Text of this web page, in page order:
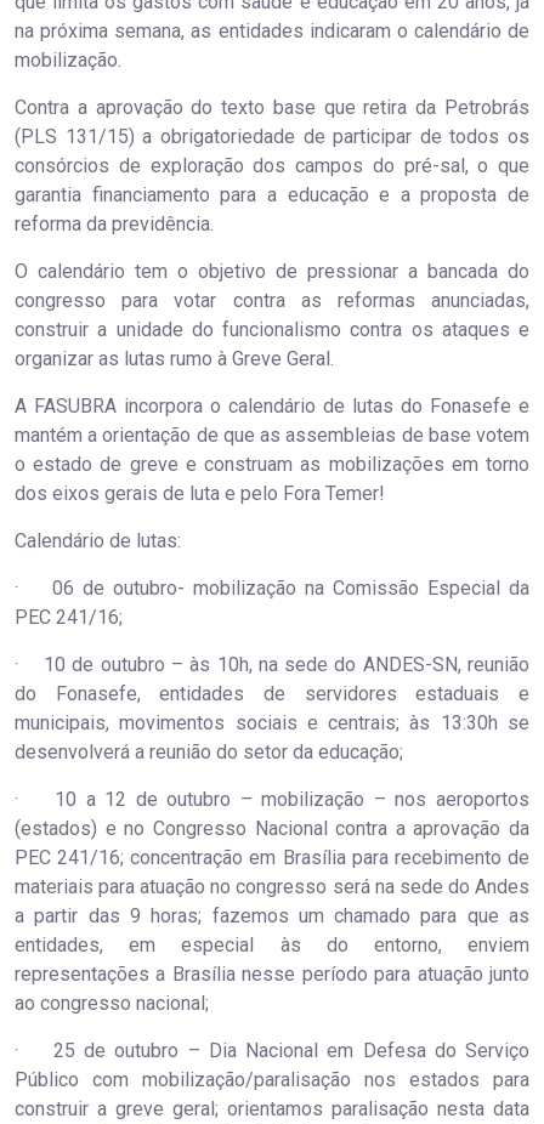
na próxima semana, as entidades indicaram o calendário de
mobilização.
Contra a aprovação do texto base que retira da Petrobrás
(PLS 131/15) a obrigatoriedade de participar de todos os
consórcios de exploração dos campos do pré-sal, o que
garantia financiamento para a educação e a proposta de
reforma da previdência.
O calendário tem o objetivo de pressionar a bancada do
congresso para votar contra as reformas anunciadas,
construir a unidade do funcionalismo contra os ataques e
organizar as lutas rumo à Greve Geral.
A FASUBRA incorpora o calendário de lutas do Fonasefe e
mantém a orientação de que as assembleias de base votem
o estado de greve e construam as mobilizações em torno
dos eixos gerais de luta e pelo Fora Temer!
Calendário de lutas:
· 06 de outubro- mobilização na Comissão Especial da
PEC 241/16;
· 10 de outubro – às 10h, na sede do ANDES-SN, reunião
do Fonasefe, entidades de servidores estaduais e
municipais, movimentos sociais e centrais; às 13:30h se
desenvolverá a reunião do setor da educação;
· 10 a 12 de outubro – mobilização – nos aeroportos
(estados) e no Congresso Nacional contra a aprovação da
PEC 241/16; concentração em Brasília para recebimento de
materiais para atuação no congresso será na sede do Andes
a partir das 9 horas; fazemos um chamado para que as
entidades, em especial às do entorno, enviem
representações a Brasília nesse período para atuação junto
ao congresso nacional;
· 25 de outubro – Dia Nacional em Defesa do Serviço
Público com mobilização/paralisação nos estados para
construir a greve geral; orientamos paralisação nesta data